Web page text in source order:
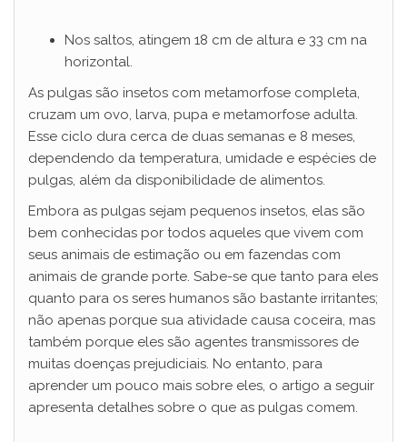
y
V
i
d
e
o
Nos saltos, atingem 18 cm de altura e 33 cm na
horizontal.
As pulgas são insetos com metamorfose completa,
cruzam um ovo, larva, pupa e metamorfose adulta.
Esse ciclo dura cerca de duas semanas e 8 meses,
dependendo da temperatura, umidade e espécies de
pulgas, além da disponibilidade de alimentos.
Embora as pulgas sejam pequenos insetos, elas são
bem conhecidas por todos aqueles que vivem com
seus animais de estimação ou em fazendas com
animais de grande porte. Sabe-se que tanto para eles
quanto para os seres humanos são bastante irritantes;
não apenas porque sua atividade causa coceira, mas
também porque eles são agentes transmissores de
muitas doenças prejudiciais. No entanto, para
aprender um pouco mais sobre eles, o artigo a seguir
apresenta detalhes sobre o que as pulgas comem.